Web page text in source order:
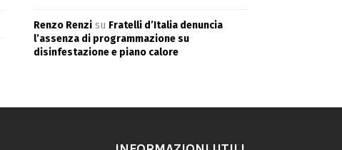
Renzo Renzi su Fratelli d’Italia denuncia
l’assenza di programmazione su
disinfestazione e piano calore